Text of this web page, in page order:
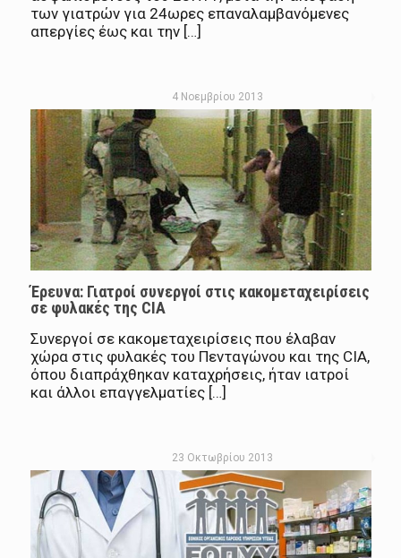
των γιατρών για 24ωρες επαναλαμβανόμενες
απεργίες έως και την […]
4 Νοεμβρίου 2013
Έρευνα: Γιατροί συνεργοί στις κακομεταχειρίσεις
σε φυλακές της CIA
Συνεργοί σε κακομεταχειρίσεις που έλαβαν
χώρα στις φυλακές του Πενταγώνου και της CIA,
όπου διαπράχθηκαν καταχρήσεις, ήταν ιατροί
και άλλοι επαγγελματίες […]
23 Οκτωβρίου 2013